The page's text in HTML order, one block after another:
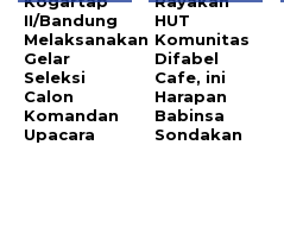
II/Bandung
Melaksanakan
Gelar
Seleksi
Calon
Komandan
Upacara
HUT
Komunitas
Difabel
Cafe, ini
Harapan
Babinsa
Sondakan